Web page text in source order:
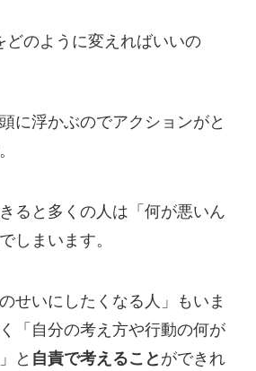
どのように変えればいいの
に浮かぶのでアクションがと
ると多くの人は「何が悪いん
しまいます。
せいにしたくなる人」もいま
「自分の考え方や行動の何が
と 自責で考えること ができれ